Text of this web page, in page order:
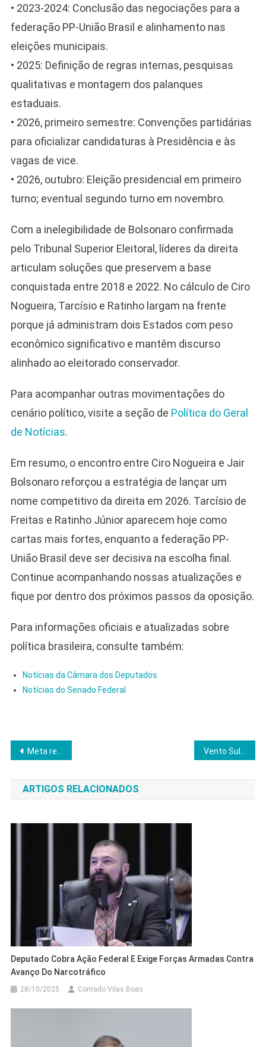
• 2023-2024: Conclusão das negociações para a
federação PP-União Brasil e alinhamento nas
eleições municipais.
• 2025: Definição de regras internas, pesquisas
qualitativas e montagem dos palanques
estaduais.
• 2026, primeiro semestre: Convenções partidárias
para oficializar candidaturas à Presidência e às
vagas de vice.
• 2026, outubro: Eleição presidencial em primeiro
turno; eventual segundo turno em novembro.
Com a inelegibilidade de Bolsonaro confirmada
pelo Tribunal Superior Eleitoral, líderes da direita
articulam soluções que preservem a base
conquistada entre 2018 e 2022. No cálculo de Ciro
Nogueira, Tarcísio e Ratinho largam na frente
porque já administram dois Estados com peso
econômico significativo e mantêm discurso
alinhado ao eleitorado conservador.
Para acompanhar outras movimentações do
cenário político, visite a seção de Política do Geral
de Notícias.
Em resumo, o encontro entre Ciro Nogueira e Jair
Bolsonaro reforçou a estratégia de lançar um
nome competitivo da direita em 2026. Tarcísio de
Freitas e Ratinho Júnior aparecem hoje como
cartas mais fortes, enquanto a federação PP-
União Brasil deve ser decisiva na escolha final.
Continue acompanhando nossas atualizações e
fique por dentro dos próximos passos da oposição.
Para informações oficiais e atualizadas sobre
política brasileira, consulte também:
Notícias da Câmara dos Deputados
Notícias do Senado Federal
Navegação
de
Post
Meta recusa pedido de Moraes e preserva dados de contas estrangeiras
ARTIGOS RELACIONADOS
Deputado Cobra Ação Federal E Exige Forças Armadas Contra
Avanço Do Narcotráfico
28/10/2025 Conrado Vilas Boas